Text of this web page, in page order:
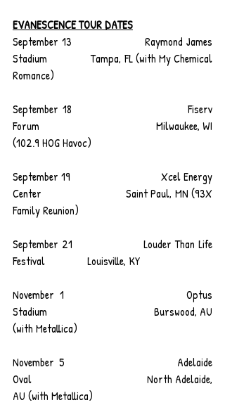
EVANESCENCE TOUR DATES
September 13                    Raymond James
Stadium               Tampa, FL (with My Chemical
Romance)
September 18                              Fiserv
Forum                                      Milwaukee, WI
(102.9 HOG Havoc)
September 19                              Xcel Energy
Center                           Saint Paul, MN (93X
Family Reunion)
September 21                    Louder Than Life
Festival               Louisville, KY
November 1                       Optus
Stadium                                   Burswood, AU
(with Metallica)
November 5                       Adelaide
Oval                                     North Adelaide,
AU (with Metallica)